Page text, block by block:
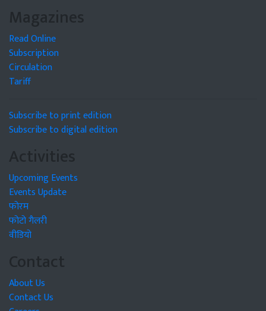
Magazines
Read Online
Subscription
Circulation
Tariff
Subscribe to print edition
Subscribe to digital edition
Activities
Upcoming Events
Events Update
फोरम
फोटो गैलरी
वीडियो
Contact
About Us
Contact Us